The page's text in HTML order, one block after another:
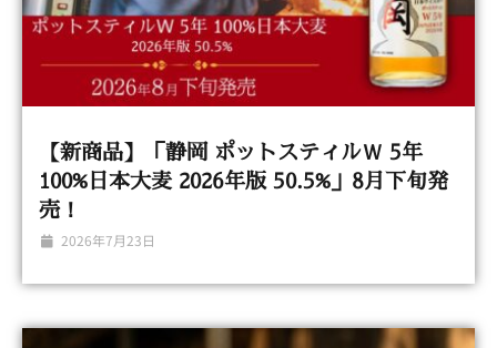
【新商品】「静岡 ポットスティルＷ 5年
100%日本大麦 2026年版 50.5%」8月下旬発
売！
2026年7月23日